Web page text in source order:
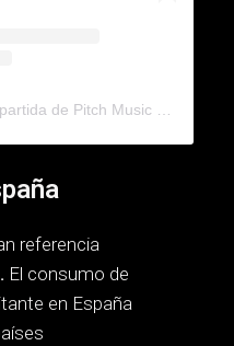
referencia
El consumo de
en España